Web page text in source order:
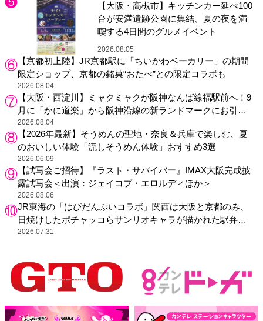
【大阪・高槻市】キッチンカー延べ100
台が安満遺跡公園に集結、夏の夜を満
喫する4日間のグルメイベント
2026.08.05
【京都初上陸】JR京都駅に「ちいかわベーカリー」の期間
限定ショップ、京都の銘菓“おたべ”との限定コラボも
2026.08.04
【大阪・西淀川】ミャクミャクが阪神なんば線福駅前へ！9
月に「かに道楽」から阪神沿線の新ランドマークにお引っ
越し
2026.08.04
【2026年最新】そうめんの聖地・奈良＆兵庫で楽しむ、夏
のおいしい体験「流しそうめん体験」おすすめ3選
2026.06.09
【試写会ご招待】『ラスト・サバイバー』IMAX大阪完成披
露試写会＜出演：ジェイコブ・エロルディほか＞
2026.08.06
JR東海の「はぴだんぶいコラボ」関西は大阪と京都のみ、
日焼けしたポチャッコらサンリオキャラが描かれた駅弁や
グッズが登場
2026.07.31